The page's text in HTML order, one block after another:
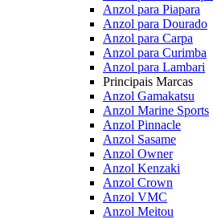
Anzol para Piapara
Anzol para Dourado
Anzol para Carpa
Anzol para Curimba
Anzol para Lambari
Principais Marcas
Anzol Gamakatsu
Anzol Marine Sports
Anzol Pinnacle
Anzol Sasame
Anzol Owner
Anzol Kenzaki
Anzol Crown
Anzol VMC
Anzol Meitou